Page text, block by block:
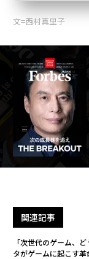
文=西村真里子
関連記事
「次世代のゲーム、
タがゲームに起こす革